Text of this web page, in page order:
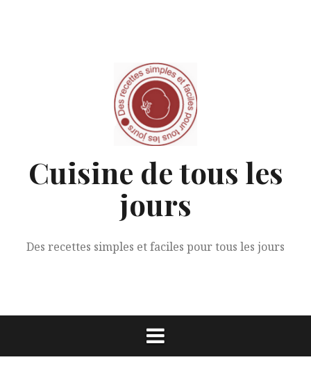
Cuisine de tous les
jours
Des recettes simples et faciles pour tous les jours